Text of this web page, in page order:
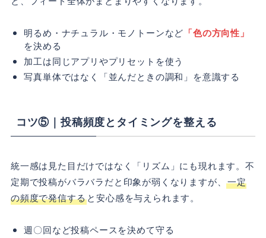
明るめ・ナチュラル・モノトーンなど 「色の方向性」
を決める
加工は同じアプリやプリセットを使う
写真単体ではなく「並んだときの調和」を意識する
コツ⑤｜投稿頻度とタイミングを整える
統一感は見た目だけではなく「リズム」にも現れます。不
定期で投稿がバラバラだと印象が弱くなりますが、一定
の頻度で発信すると安心感を与えられます。
週〇回など投稿ペースを決めて守る